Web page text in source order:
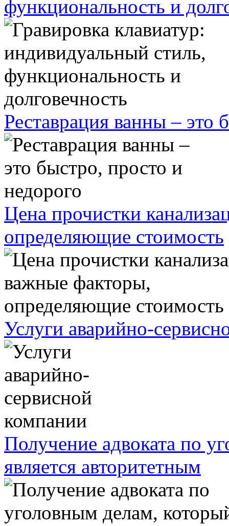
функциональность и
Реставрация ванны – это
Цена прочистки
определяющие стоимость
Услуги аварийно-
Получение адвоката по
является авторитетным